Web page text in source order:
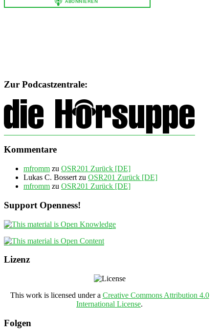
Zur Podcastzentrale:
Kommentare
mfromm zu OSR201 Zurück [DE]
Lukas C. Bossert zu OSR201 Zurück [DE]
mfromm zu OSR201 Zurück [DE]
Support Openness!
Lizenz
This work is licensed under a Creative Commons Attribution 4.0
International License.
Folgen